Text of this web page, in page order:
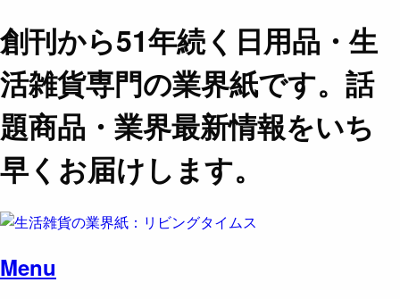
創刊から51年続く日用品・生
活雑貨専門の業界紙です。話
題商品・業界最新情報をいち
早くお届けします。
Menu